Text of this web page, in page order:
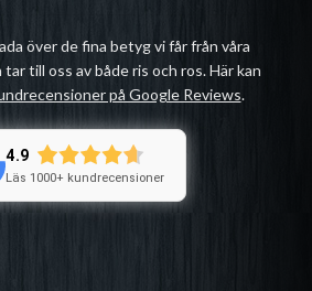
över de fina betyg vi får från våra
till oss av både ris och ros. Här kan
på Google Reviews.
4.9
Läs 1000+ kundrecensioner